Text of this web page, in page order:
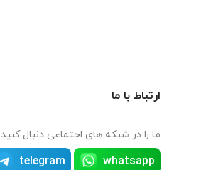
ارتباط با ما
ما را در شبکه های اجتماعی دنبال کنید
whatsapp
telegram